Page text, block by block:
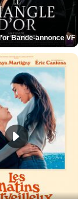
Bande-annonce VF